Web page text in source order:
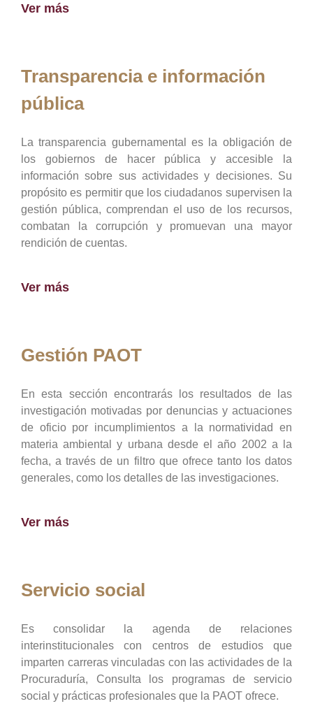
Ver más
Transparencia e información
pública
La transparencia gubernamental es la obligación de
los gobiernos de hacer pública y accesible la
información sobre sus actividades y decisiones. Su
propósito es permitir que los ciudadanos supervisen la
gestión pública, comprendan el uso de los recursos,
combatan la corrupción y promuevan una mayor
rendición de cuentas.
Ver más
Gestión PAOT
En esta sección encontrarás los resultados de las
investigación motivadas por denuncias y actuaciones
de oficio por incumplimientos a la normatividad en
materia ambiental y urbana desde el año 2002 a la
fecha, a través de un filtro que ofrece tanto los datos
generales, como los detalles de las investigaciones.
Ver más
Servicio social
Es consolidar la agenda de relaciones
interinstitucionales con centros de estudios que
imparten carreras vinculadas con las actividades de la
Procuraduría, Consulta los programas de servicio
social y prácticas profesionales que la PAOT ofrece.